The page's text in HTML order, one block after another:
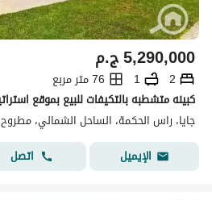
ج.م5,290,000
2
1
76 متر مربع
جايا، راس الحكمة، الساحل الشمالي، مطروح
الإيميل
اتصل